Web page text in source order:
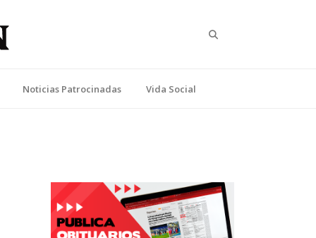
Noticias Patrocinadas Vida Social